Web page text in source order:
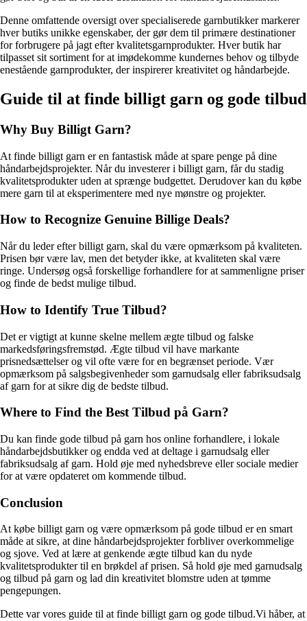
Denne omfattende oversigt over specialiserede garnbutikker markerer
hver butiks unikke egenskaber, der gør dem til primære destinationer
for forbrugere på jagt efter kvalitetsgarnprodukter. Hver butik har
tilpasset sit sortiment for at imødekomme kundernes behov og tilbyde
enestående garnprodukter, der inspirerer kreativitet og håndarbejde.
Guide til at finde billigt garn og gode tilbud
Why Buy Billigt Garn?
At finde billigt garn er en fantastisk måde at spare penge på dine
håndarbejdsprojekter. Når du investerer i billigt garn, får du stadig
kvalitetsprodukter uden at sprænge budgettet. Derudover kan du købe
mere garn til at eksperimentere med nye mønstre og projekter.
How to Recognize Genuine Billige Deals?
Når du leder efter billigt garn, skal du være opmærksom på kvaliteten.
Prisen bør være lav, men det betyder ikke, at kvaliteten skal være
ringe. Undersøg også forskellige forhandlere for at sammenligne priser
og finde de bedst mulige tilbud.
How to Identify True Tilbud?
Det er vigtigt at kunne skelne mellem ægte tilbud og falske
markedsføringsfremstød. Ægte tilbud vil have markante
prisnedsættelser og vil ofte være for en begrænset periode. Vær
opmærksom på salgsbegivenheder som garnudsalg eller fabriksudsalg
af garn for at sikre dig de bedste tilbud.
Where to Find the Best Tilbud på Garn?
Du kan finde gode tilbud på garn hos online forhandlere, i lokale
håndarbejdsbutikker og endda ved at deltage i garnudsalg eller
fabriksudsalg af garn. Hold øje med nyhedsbreve eller sociale medier
for at være opdateret om kommende tilbud.
Conclusion
At købe billigt garn og være opmærksom på gode tilbud er en smart
måde at sikre, at dine håndarbejdsprojekter forbliver overkommelige
og sjove. Ved at lære at genkende ægte tilbud kan du nyde
kvalitetsprodukter til en brøkdel af prisen. Så hold øje med garnudsalg
og tilbud på garn og lad din kreativitet blomstre uden at tømme
pengepungen.
Dette var vores guide til at finde billigt garn og gode tilbud.Vi håber, at